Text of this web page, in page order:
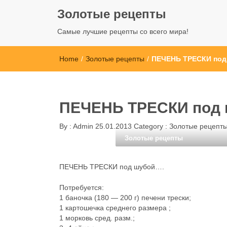
Золотые рецепты
Самые лучшие рецепты со всего мира!
Home / Золотые рецепты / ПЕЧЕНЬ ТРЕСКИ
ПЕЧЕНЬ ТРЕСКИ под
By : Admin 25.01.2013 Category : Золотые рецепты
Золотые рецепты
ПЕЧЕНЬ ТРЕСКИ под шубой….
Потребуется:
1 баночка (180 — 200 г) печени трески;
1 картошечка среднего размера ;
1 морковь сред. разм.;